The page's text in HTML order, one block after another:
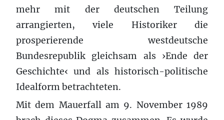
mehr mit der deutschen Teilung
arrangierten, viele Historiker die
prosperierende westdeutsche
Bundesrepublik gleichsam als ›Ende der
Geschichte‹ und als historisch-politische
Idealform betrachteten.
Mit dem Mauerfall am 9. November 1989